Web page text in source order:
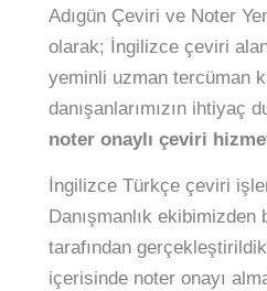
Adıgün Çeviri ve Noter
olarak; İngilizce çeviri
yeminli uzman tercüman
danışanlarımızın ihtiyaç
noter onaylı çeviri
İngilizce Türkçe çeviri
Danışmanlık
tarafından
içerisinde noter onayı